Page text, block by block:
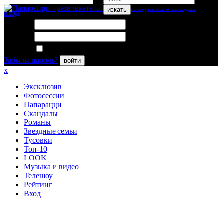
искать
вход
Забыли пароль?
войти
x
Эксклюзив
Фотосессии
Папарацци
Скандалы
Романы
Звездные семьи
Тусовки
Топ-10
LOOK
Музыка и видео
Телешоу
Рейтинг
Вход